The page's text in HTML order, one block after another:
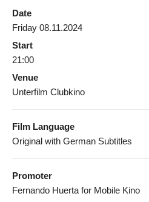
Date
Friday 08.11.2024
Start
21:00
Venue
Unterfilm Clubkino
Film Language
Original with German Subtitles
Promoter
Fernando Huerta for Mobile Kino